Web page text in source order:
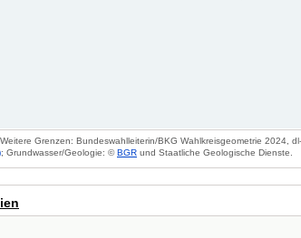
. Weitere Grenzen: Bundeswahlleiterin/BKG Wahlkreisgeometrie 2024,
; Grundwasser/Geologie: ©BGR und Staatliche Geologische Dienste.